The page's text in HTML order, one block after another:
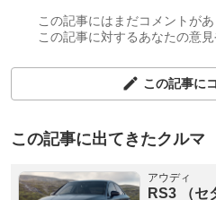
この記事にはまだコメントがあ
この記事に対するあなたの意
この記事に
この記事に出てきたクルマ
アウディ
RS3 （セ